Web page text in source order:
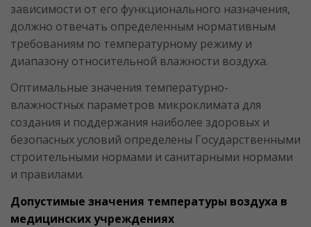
зависимости от его функционального назначения,
должно отвечать определенным нормативным
требованиям по температурному режиму и
диапазону относительной влажности воздуха.
Оптимальные значения температурно-
влажностных параметров микроклимата для
создания и поддержания наиболее здоровых и
безопасных условий определены Государственными
строительными нормами и санитарными нормами
и правилами.
Допустимые значения температуры воздуха в
медицинских учреждениях